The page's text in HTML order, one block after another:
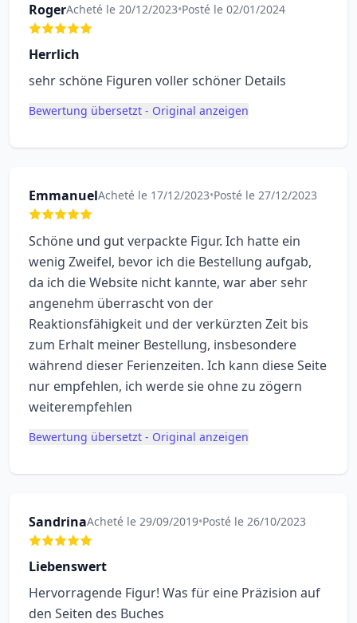
RogerAcheté le 20/12/2023•Posté le 02/01/2024
Herrlich
sehr schöne Figuren voller schöner Details
Bewertung übersetzt - Original anzeigen
EmmanuelAcheté le 17/12/2023•Posté le 27/12/2023
Schöne und gut verpackte Figur. Ich hatte ein
wenig Zweifel, bevor ich die Bestellung aufgab,
da ich die Website nicht kannte, war aber sehr
angenehm überrascht von der
Reaktionsfähigkeit und der verkürzten Zeit bis
zum Erhalt meiner Bestellung, insbesondere
während dieser Ferienzeiten. Ich kann diese Seite
nur empfehlen, ich werde sie ohne zu zögern
weiterempfehlen
Bewertung übersetzt - Original anzeigen
SandrinaAcheté le 29/09/2019•Posté le 26/10/2023
Liebenswert
Hervorragende Figur! Was für eine Präzision auf
den Seiten des Buches